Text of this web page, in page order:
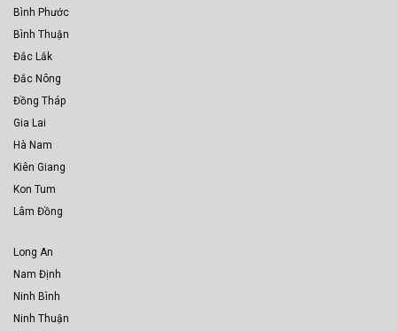
Bình Phước
Bình Thuận
Đắc Lắk
Đắc Nông
Đồng Tháp
Gia Lai
Hà Nam
Kiên Giang
Kon Tum
Lâm Đồng
Long An
Nam Định
Ninh Bình
Ninh Thuận